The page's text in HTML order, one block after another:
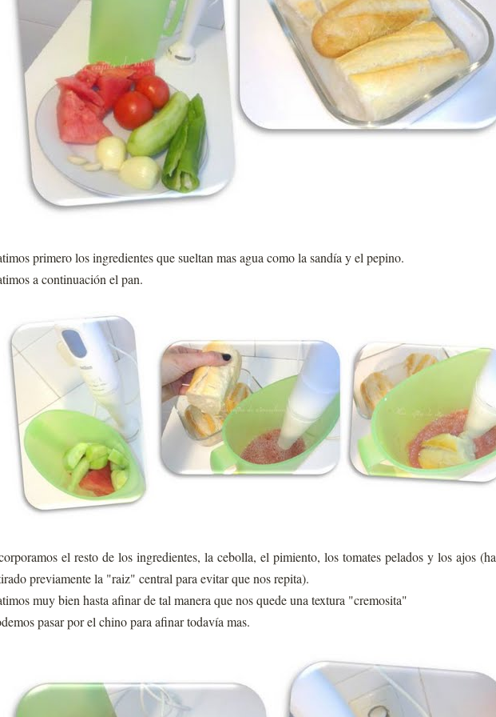
primero los ingredientes que sueltan mas agua como la sandía y el pepino.
a continuación el pan.
el resto de los ingredientes, la cebolla, el pimiento, los tomates pelados y los ajos
previamente la "raiz" central para evitar que nos repita).
muy bien hasta afinar de tal manera que nos quede una textura "cremosita"
pasar por el chino para afinar todavía mas.